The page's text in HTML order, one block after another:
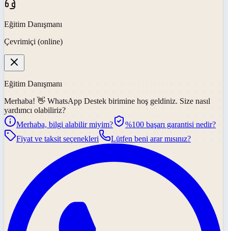
Eğitim Danışmanı
Çevrimiçi (online)
Eğitim Danışmanı
Merhaba! 👋 WhatsApp Destek birimine hoş geldiniz. Size nasıl
yardımcı olabiliriz?
Merhaba, bilgi alabilir miyim?
%100 başarı garantisi nedir?
Fiyat ve taksit seçenekleri
Lütfen beni arar mısınız?